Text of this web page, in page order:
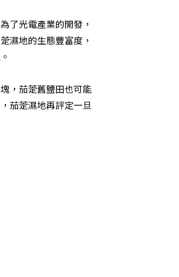
了光電產業的開發，
濕地的生態豐富度，
，茄萣舊鹽田也可能
茄萣濕地再評定一旦